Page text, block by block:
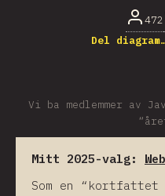
472
Del
Vi ba medlemmer av
Mitt 2025-valg:
Som en